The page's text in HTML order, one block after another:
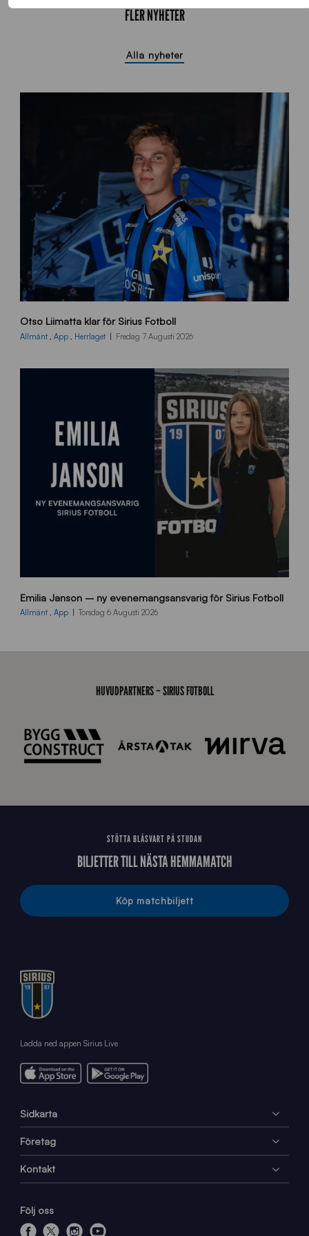
FLER NYHETER
Alla nyheter
L
_
e
Otso Liimatta klar för Sirius Fotboll
Allmänt , App , Herrlaget Fredag 7 Augusti 2026
0
0
Emilia Janson – ny evenemangsansvarig för Sirius Fotboll
Allmänt , App Torsdag 6 Augusti 2026
HUVUDPARTNERS – SIRIUS FOTBOLL
STÖTTA BLÅSVART PÅ STUDAN
BILJETTER TILL NÄSTA HEMMAMATCH
Köp matchbiljett
Ladda ned appen Sirius Live
Sidkarta
Företag
Kontakt
Följ oss